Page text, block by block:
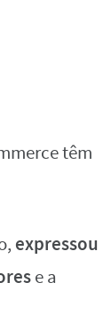
têm
expressou
e a